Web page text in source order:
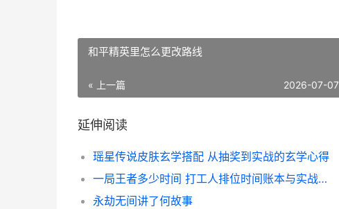
和平精英里怎么更改路线
« 上一篇 2026-07-07
延伸阅读
瑶星传说皮肤玄学搭配 从抽奖到实战的玄学心得
一局王者多少时间 打工人排位时间账本与实战推演
永劫无间讲了何故事